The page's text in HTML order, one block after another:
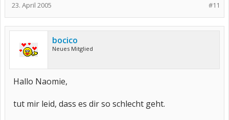
#11
23. April 2005
bocico
Neues Mitglied
Hallo Naomie,
tut mir leid, dass es dir so schlecht geht.